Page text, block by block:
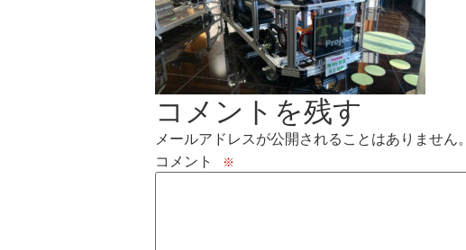
コメントを残す
メールアドレスが公開されることはありません。
コメント
※